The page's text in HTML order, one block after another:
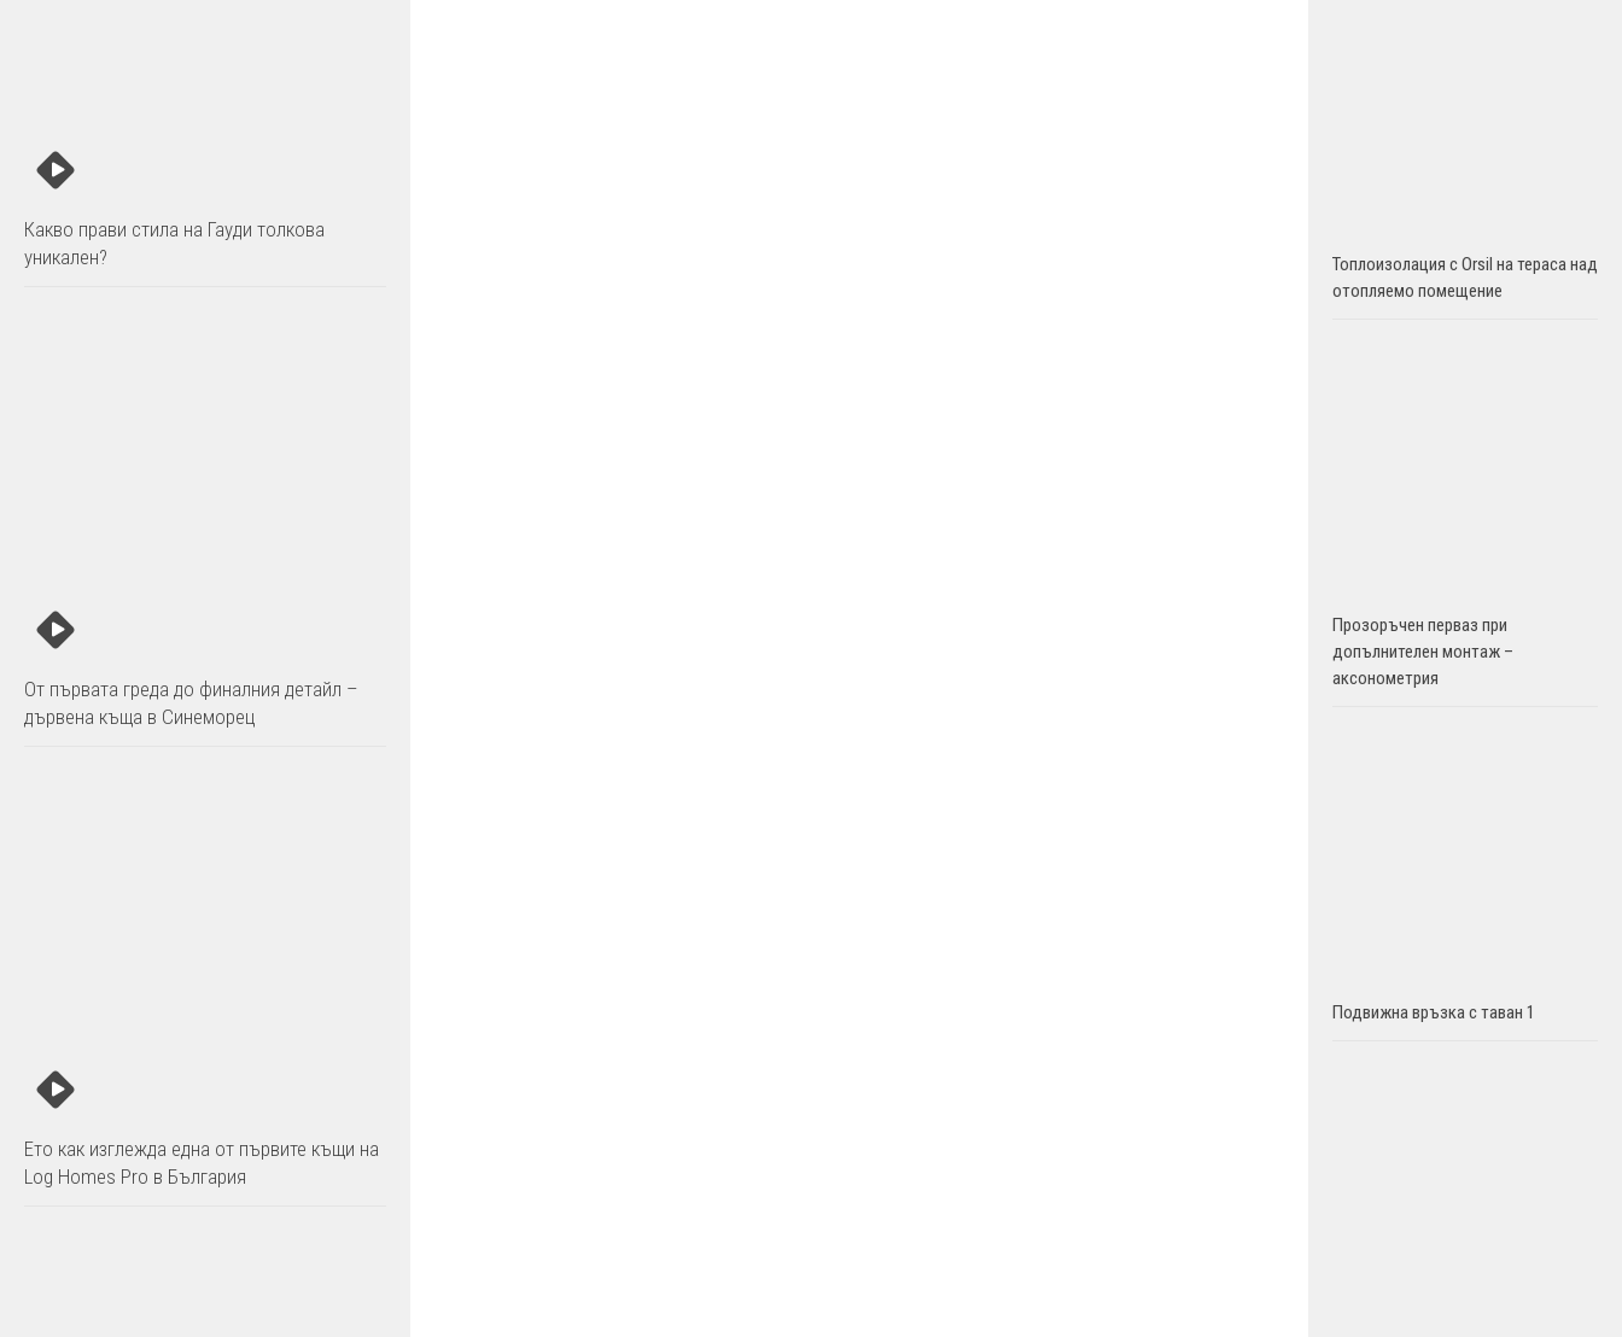
Какво прави стила на Гауди толкова
уникален?
От първата греда до финалния детайл –
дървена къща в Синеморец
Ето как изглежда една от първите къщи на
Log Homes Pro в България
Топлоизолация с Orsil на тераса над
отопляемо помещение
Прозоръчен перваз при
допълнителен монтаж –
аксонометрия
Подвижна връзка с таван 1